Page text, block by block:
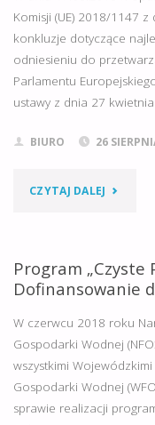
DLA
ZA
Komisji (UE) 2018/1147
konkluzje dotyczące
odniesieniu do
Parlamentu
ustawy z dnia 27
BIURO 26
CZYTAJ DALEJ
Program „Czyste
Dofinansowanie
W czerwcu 2018 roku
Gospodarki Wodnej
wszystkimi
Gospodarki Wodnej
sprawie realizacji